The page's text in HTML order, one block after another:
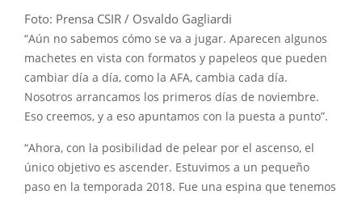
Foto: Prensa CSIR / Osvaldo Gagliardi
“Aún no sabemos cómo se va a jugar. Aparecen algunos
machetes en vista con formatos y papeleos que pueden
cambiar día a día, como la AFA, cambia cada día.
Nosotros arrancamos los primeros días de noviembre.
Eso creemos, y a eso apuntamos con la puesta a punto”.
“Ahora, con la posibilidad de pelear por el ascenso, el
único objetivo es ascender. Estuvimos a un pequeño
paso en la temporada 2018. Fue una espina que tenemos